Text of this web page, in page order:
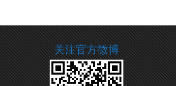
关注官方微博